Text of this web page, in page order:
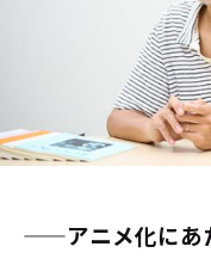
――アニメ化にあ